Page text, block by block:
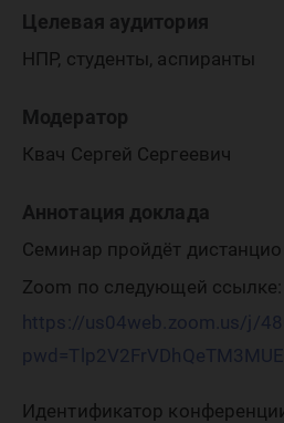
Целевая аудитория
НПР, студенты, аспиранты
Модератор
Квач Сергей Сергеевич
Аннотация доклада
Семинар пройдёт
Zoom по следующей ссылке:
https://us04web.zoom.us/j/
Идентификатор